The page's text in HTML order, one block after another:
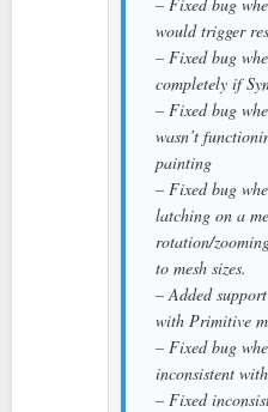
would trigger
– Fixed bug
completely if
– Fixed bug
wasn’t
painting
– Fixed bug
latching on a
rotation/
to mesh sizes.
– Added
with Primitive
– Fixed bug
inconsistent
– Fixed